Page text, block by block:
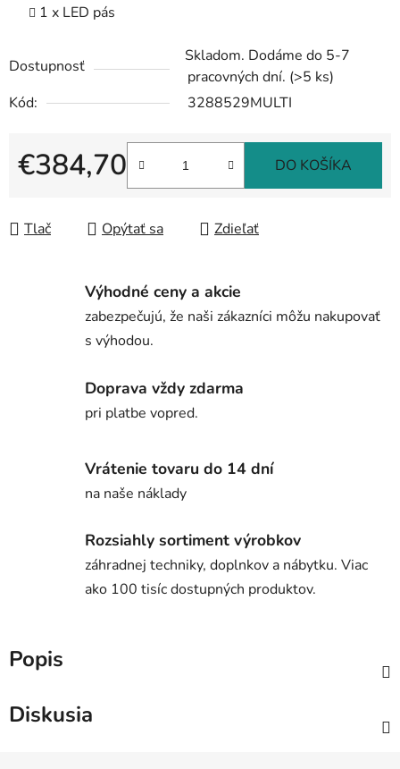
1 x LED pás
Dostupnosť
Skladom. Dodáme do 5-7
pracovných dní. (>5 ks)
Kód:
3288529MULTI
€384,70 DO KOŠÍKA
Tlač Opýtať sa Zdieľať
Výhodné ceny a akcie
zabezpečujú, že naši zákazníci môžu nakupovať
s výhodou.
Doprava vždy zdarma
pri platbe vopred.
Vrátenie tovaru do 14 dní
na naše náklady
Rozsiahly sortiment výrobkov
záhradnej techniky, doplnkov a nábytku. Viac
ako 100 tisíc dostupných produktov.
Popis
Diskusia